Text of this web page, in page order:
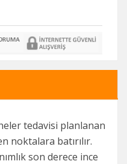
tedavisi planlanan
noktalara batırılır.
son derece ince